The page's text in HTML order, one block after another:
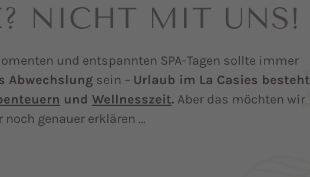
NICHT MIT UNS!
und entspannten SPA-Tagen sollte immer
Abwechslung sein – Urlaub im La Casies besteht
und Wellnesszeit. Aber das möchten wir
noch genauer erklären …